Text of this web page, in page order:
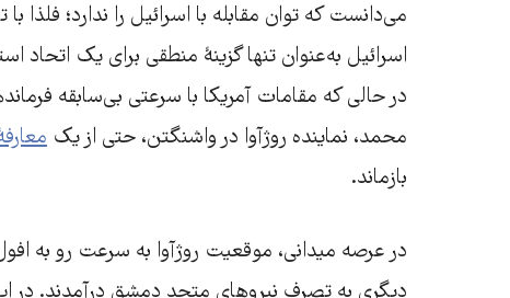
می‌دانست که توان مقابله با اسرائیل را ندارد؛
اسرائیل به‌عنوان تنها گزینهٔ منطقی برای یک اتحاد
در حالی که مقامات آمریکا با سرعتی بی‌سابقه
محمد، نماینده روژآوا در واشنگتن، حتی از یک
بازماند.
در عرصه میدانی، موقعیت روژآوا به سرعت رو به